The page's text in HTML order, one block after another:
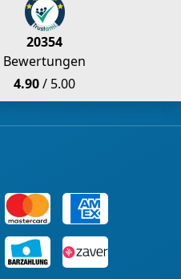
20354
Bewertungen
4.90/ 5.00